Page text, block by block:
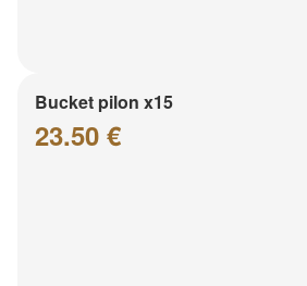
Bucket pilon x15
23.50 €